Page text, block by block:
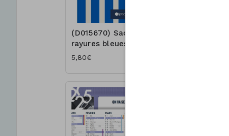
(D015670) Sac à
rayures bleues
5,80€